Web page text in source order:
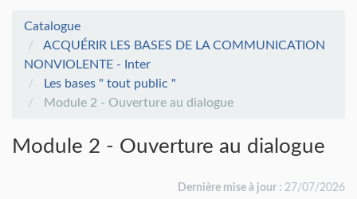
Catalogue
ACQUÉRIR LES BASES DE LA COMMUNICATION
NONVIOLENTE - Inter
Les bases " tout public "
Module 2 - Ouverture au dialogue
Module 2 - Ouverture au dialogue
Dernière mise à jour : 27/07/2026